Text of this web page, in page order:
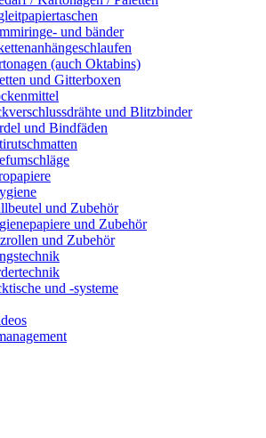
und bänder
(auch Oktabins)
und Gitterboxen
und Blitzbinder
und Bindfäden
und Zubehör
und Zubehör
und Zubehör
und -systeme